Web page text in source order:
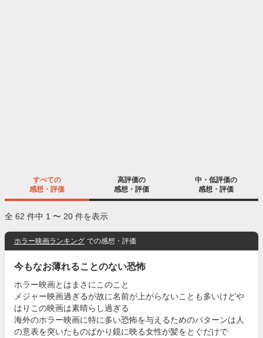
すべての
感想・評価
高評価の
感想・評価
中・低評価の
感想・評価
全 62 件中 1 〜 20 件を表示
ホラー映画ランキング での感想・評価
今もなお薄れることのない恐怖
ホラー映画とはまさにこのこと
メジャー映画過ぎるが故に名前が上がらないことも多いけどや
はりこの映画は素晴らし過ぎる
海外のホラー映画に特に多い恐怖を与えるためのパターンは人
の意表を突いたものばかり鏡に映る女性が髪をとぐだけで